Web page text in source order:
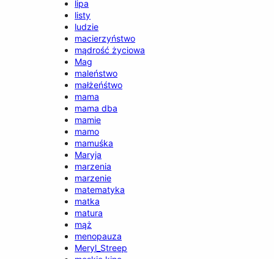
lipa
listy
ludzie
macierzyństwo
mądrość życiowa
Mag
maleństwo
małżeńśtwo
mama
mama dba
mamie
mamo
mamuśka
Maryja
marzenia
marzenie
matematyka
matka
matura
mąż
menopauza
Meryl_Streep